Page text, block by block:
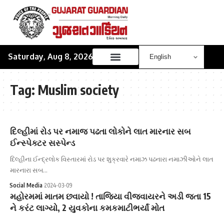
Saturday, Aug 8, 2026
Tag: Muslim society
દિલ્હીમાં રોડ પર નમાજ પઢતા લોકોને લાત મારનાર સબ
ઈન્સ્પેક્ટર સસ્પેન્ડ
દિલ્હીના ઈન્દ્રલોક વિસ્તારમાં રોડ પર શુક્રવારે નમાઝ પઢનારા નમાઝીઓને લાત
મારનારા સબ…
Social Media 2024-03-09
મહોરમમાં માતમ છવાયો ! તાજિયા વીજવાયરને અડી જતા 15
ને કરંટ લાગ્યો, 2 યુવકોના કમકમાટીભર્યાં મોત